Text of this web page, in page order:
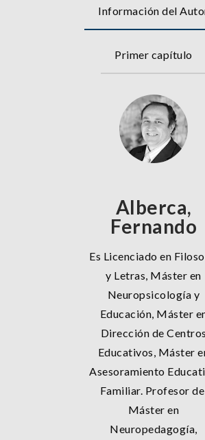
Información del
Primer capítulo
Alberca,
Fernando
Es Licenciado en
y Letras, Máster en
Neuropsicología y
Educación, Máster
Dirección de Centros
Educativos, Máster
Asesoramiento
Familiar. Profesor
Máster en
Neuropedagogía,